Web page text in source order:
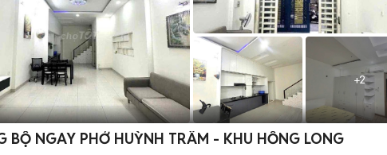
+2
NGAY PHỞ HUỲNH TRÂM - KHU HỒNG LONG